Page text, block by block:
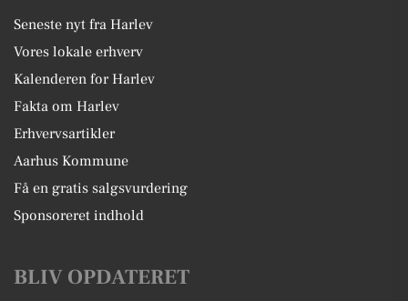
Seneste nyt fra Harlev
Vores lokale erhverv
Kalenderen for Harlev
Fakta om Harlev
Erhvervsartikler
Aarhus Kommune
Få en gratis salgsvurdering
Sponsoreret indhold
BLIV OPDATERET